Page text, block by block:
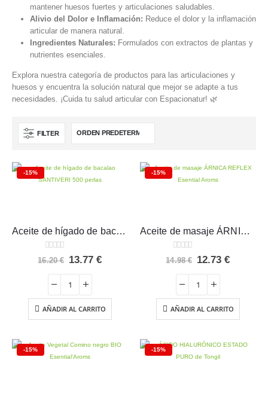
mantener huesos fuertes y articulaciones saludables.
Alivio del Dolor e Inflamación: Reduce el dolor y la inflamación
articular de manera natural.
Ingredientes Naturales: Formulados con extractos de plantas y
nutrientes esenciales.
Explora nuestra categoría de productos para las articulaciones y
huesos y encuentra la solución natural que mejor se adapte a tus
necesidades. ¡Cuida tu salud articular con Espacionatur! 🌿
FILTER
-15%
Aceite de hígado de bacalao SANTIVERI 500 perlas
0 out of 5
16.20€ El
original
era:
16.20 €.
13.77€El
13.77 €.
AÑADIR AL CARRITO
-15%
Aceite de masaje ÁRNICA REFLEX Esential Aroms
0 out of 5
14.98€ El
original
era:
14.98 €.
12.73€El
12.73 €.
AÑADIR AL CARRITO
-15% -15%